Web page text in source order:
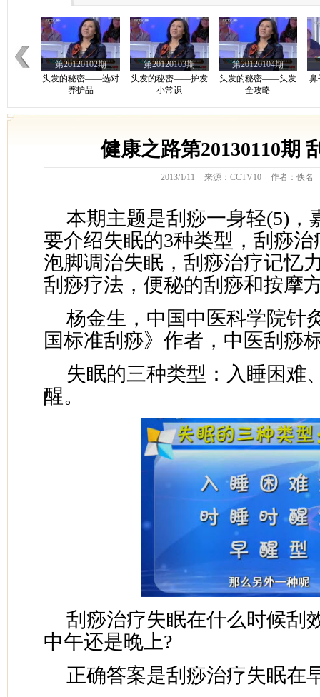
第20120102期
头发的秘密——选对
养护品
第20120103期
头发的秘密——护发
小常识
第20120104期
头发的秘密——头发
全攻略
鼻
第20120107期
第20120108期
消化道疾病
第20101030期
营养全面薯第一1
健康之路第20130110期
2013/1/11 来源：CCTV10 作者：佚名
本期主题是刮痧一身轻(5)，
要介绍失眠的3种类型，刮痧
泡脚调治失眠，刮痧治疗记忆
刮痧疗法，便秘的刮痧和按摩
杨金生，中国中医科学院针
国标准刮痧》作者，中医刮痧
失眠的三种类型：入睡困难
醒。
刮痧治疗失眠在什么时候刮
中午还是晚上?
正确答案是刮痧治疗失眠在